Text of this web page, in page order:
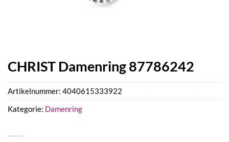
CHRIST Damenring 87786242
Artikelnummer: 4040615333922
Kategorie: Damenring